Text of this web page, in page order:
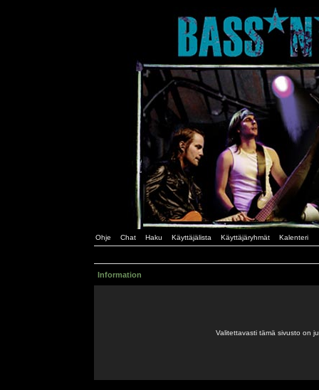
Ohje Chat Haku Käyttäjälista Käyttäjäryhmät Kalenteri
Information
Valitettavasti tämä sivusto on